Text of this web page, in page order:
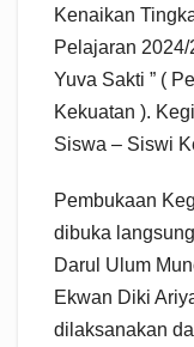
Kenaikan
Pelajaran 2024/
Yuva Sakti ” (
Kekuatan ).
Siswa – Siswi
Pembukaan
dibuka
Darul Ulum
Ekwan Diki
dilaksanakan